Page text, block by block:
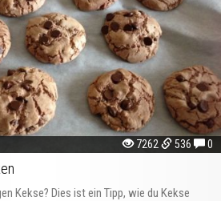
7262 536 0
Kekse? Dies ist ein Tipp, wie du Kekse